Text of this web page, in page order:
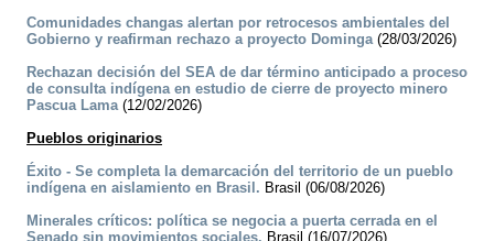
Comunidades changas alertan por retrocesos ambientales del
Gobierno y reafirman rechazo a proyecto Dominga(28/03/2026)
Rechazan decisión del SEA de dar término anticipado a proceso
de consulta indígena en estudio de cierre de proyecto minero
Pascua Lama(12/02/2026)
Pueblos originarios
Éxito - Se completa la demarcación del territorio de un pueblo
indígena en aislamiento en Brasil. Brasil (06/08/2026)
Minerales críticos: política se negocia a puerta cerrada en el
Senado sin movimientos sociales. Brasil (16/07/2026)